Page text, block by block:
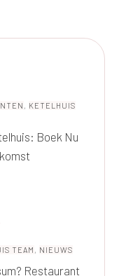
, KETELHUIS
Boek Nu
TEAM , NIEUWS
Restaurant